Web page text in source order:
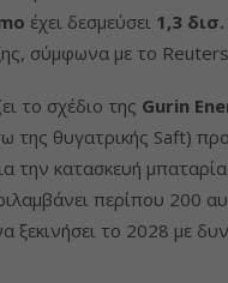
έχει δεσμεύσει 1,3
σύμφωνα με το
το σχέδιο της Gurin
της θυγατρικής Saft)
την κατασκευή
περίπου 200
ξεκινήσει το 2028 με